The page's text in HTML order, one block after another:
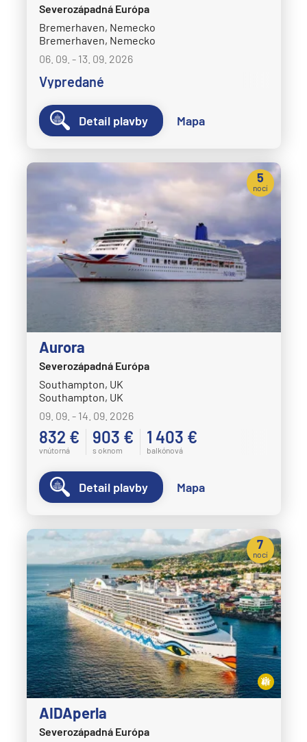
Severozápadná Európa
Bremerhaven, Nemecko
Bremerhaven, Nemecko
06. 09. - 13. 09. 2026
Vypredané
Detail plavby Mapa
Aurora
Severozápadná Európa
Southampton, UK
Southampton, UK
09. 09. - 14. 09. 2026
832 €
vnútorná
903 €
s oknom
1 403 €
balkónová
5
nocí
Detail plavby Mapa
AIDAperla
Severozápadná Európa
7
nocí